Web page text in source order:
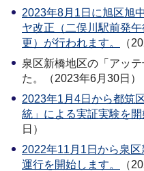
2023年8月1日に旭区旭
ヤ改正（二俣川駅前発
更）が行われます。
（
泉区新橋地区の「アッ
た。（2023年6月30日）
2023年1月4日から都筑
統」による実証実験を開
日）
2022年11月1日から泉
運行を開始します。
（